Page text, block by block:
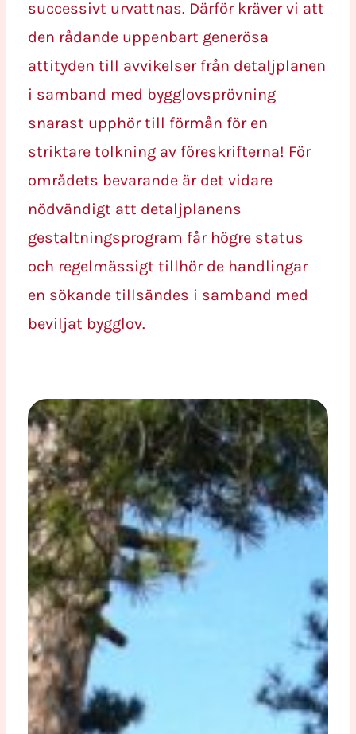
successivt urvattnas. Därför kräver vi att
den rådande uppenbart generösa
attityden till avvikelser från detaljplanen
i samband med bygglovsprövning
snarast upphör till förmån för en
striktare tolkning av föreskrifterna! För
områdets bevarande är det vidare
nödvändigt att detaljplanens
gestaltningsprogram får högre status
och regelmässigt tillhör de handlingar
en sökande tillsändes i samband med
beviljat bygglov.